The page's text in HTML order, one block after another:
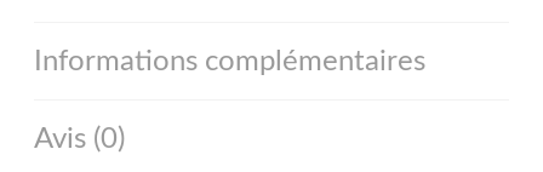
Informations complémentaires
Avis (0)